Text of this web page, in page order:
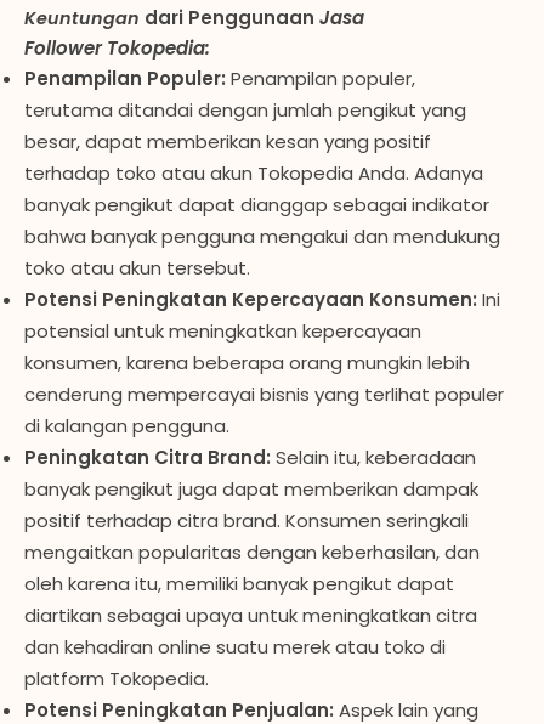
Keuntungan dari Penggunaan Jasa
FollowerTokopedia:
Penampilan Populer: Penampilan populer,
terutama ditandai dengan jumlah pengikut yang
besar, dapat memberikan kesan yang positif
terhadap toko atau akun Tokopedia Anda. Adanya
banyak pengikut dapat dianggap sebagai indikator
bahwa banyak pengguna mengakui dan mendukung
toko atau akun tersebut.
Potensi Peningkatan Kepercayaan Konsumen: Ini
potensial untuk meningkatkan kepercayaan
konsumen, karena beberapa orang mungkin lebih
cenderung mempercayai bisnis yang terlihat populer
di kalangan pengguna.
Peningkatan Citra Brand: Selain itu, keberadaan
banyak pengikut juga dapat memberikan dampak
positif terhadap citra brand. Konsumen seringkali
mengaitkan popularitas dengan keberhasilan, dan
oleh karena itu, memiliki banyak pengikut dapat
diartikan sebagai upaya untuk meningkatkan citra
dan kehadiran online suatu merek atau toko di
platform Tokopedia.
Potensi Peningkatan Penjualan: Aspek lain yang